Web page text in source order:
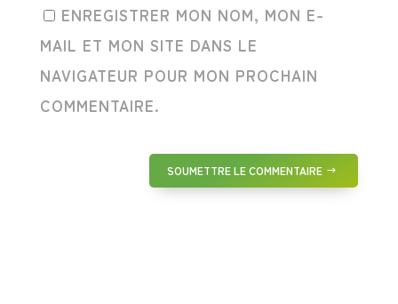
ENREGISTRER MON NOM, MON E-
MAIL ET MON SITE DANS LE
NAVIGATEUR POUR MON PROCHAIN
COMMENTAIRE.
SOUMETTRE LE COMMENTAIRE